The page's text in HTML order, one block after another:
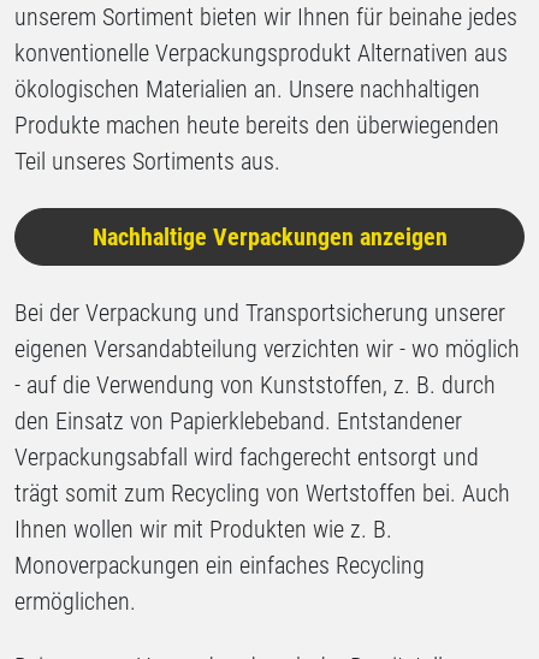
unserem Sortiment bieten wir Ihnen für beinahe jedes
konventionelle Verpackungsprodukt Alternativen aus
ökologischen Materialien an. Unsere nachhaltigen
Produkte machen heute bereits den überwiegenden
Teil unseres Sortiments aus.
Nachhaltige Verpackungen anzeigen
Bei der Verpackung und Transportsicherung unserer
eigenen Versandabteilung verzichten wir - wo möglich
- auf die Verwendung von Kunststoffen, z. B. durch
den Einsatz von Papierklebeband. Entstandener
Verpackungsabfall wird fachgerecht entsorgt und
trägt somit zum Recycling von Wertstoffen bei. Auch
Ihnen wollen wir mit Produkten wie z. B.
Monoverpackungen ein einfaches Recycling
ermöglichen.